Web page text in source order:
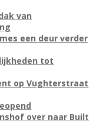
van
een deur verder
tot
op Vughterstraat
over naar Built